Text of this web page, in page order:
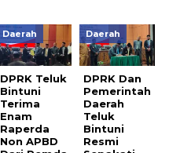
Daerah
DPRK Teluk
Bintuni
Terima
Enam
Raperda
Non APBD
Daerah
DPRK Dan
Pemerintah
Daerah
Teluk
Bintuni
Resmi